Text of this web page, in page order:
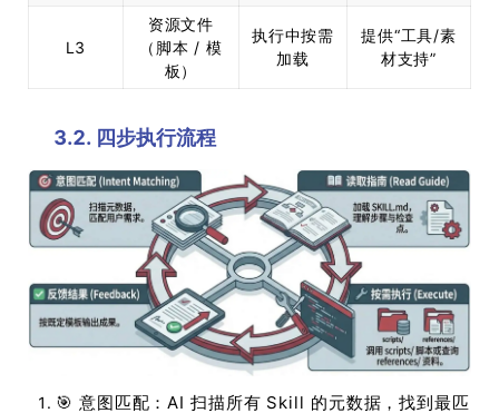
L3
资源文件
（脚本 / 模
板）
执行中按需
加载
提供“工具/素
材支持”
3.2. 四步执行流程
🎯 意图匹配：AI 扫描所有 Skill 的元数据，找到最匹